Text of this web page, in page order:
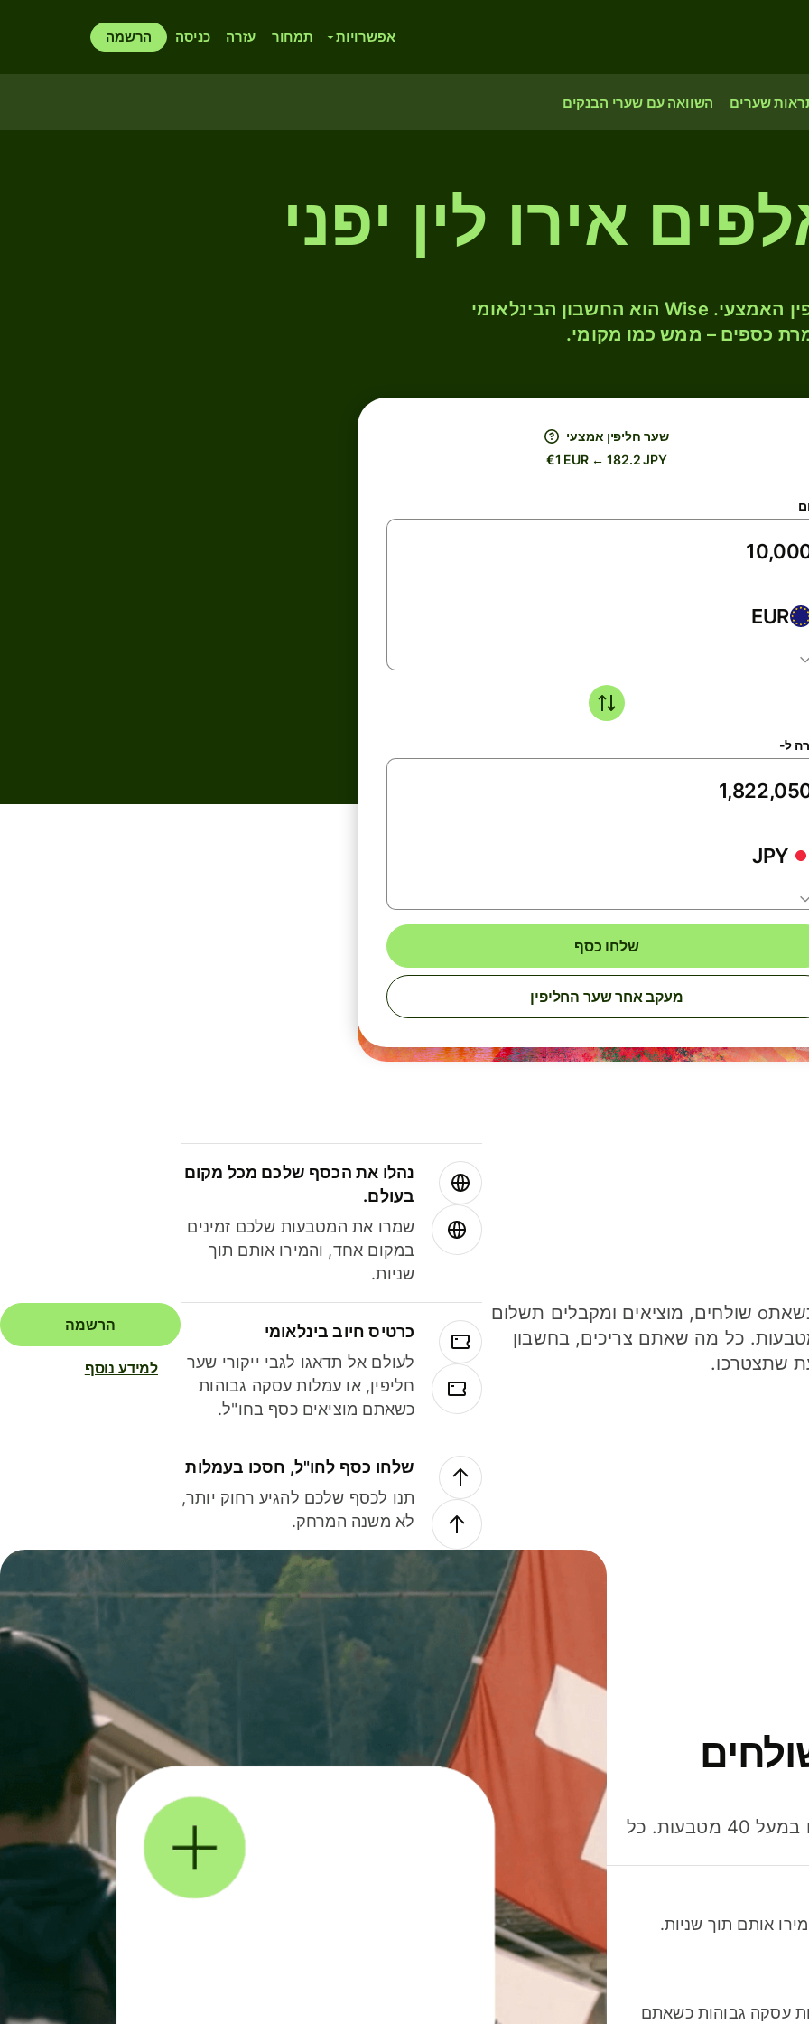
אפשרויות תמחור עזרה כניסה הרשמה
שערים השוואה עם שערי הבנקים
המירו EUR ל- JPY לפי שער החליפין האמצעי. Wise הוא החשבון הבינלאומי
כספים – ממש כמו מקומי.
שער חליפין אמצעי
€1 EUR ← 182.2 JPY
EUR
ל-
JPY
שלחו כסף
מעקב אחר שער החליפין
חסכו כסף כשאתo שולחים, מוציאים ומקבלים תשלום
40 מטבעות. כל מה שאתם צריכים, בחשבון
שתצטרכו.
נהלו את הכסף שלכם מכל מקום
בעולם.
שמרו את המטבעות שלכם זמינים
במקום אחד, והמירו אותם תוך
שניות.
כרטיס חיוב בינלאומי
לעולם אל תדאגו לגבי ייקורי שער
חליפין, או עמלות עסקה גבוהות
כשאתם מוציאים כסף בחו"ל.
שלחו כסף לחו"ל, חסכו בעמלות
תנו לכסף שלכם להגיע רחוק יותר,
לא משנה המרחק.
הרשמה
למידע נוסף
חסכו כסף כשאתo שולחים, מוציאים ומקבלים תשלום במעל 40 מטבעות. כל
אותם תוך שניות.
עסקה גבוהות כשאתם